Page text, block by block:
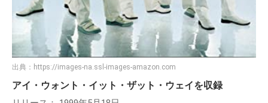
出典： https://images-na.ssl-images-amazon.com
アイ・ウォント・イット・ザット・ウェイを収録